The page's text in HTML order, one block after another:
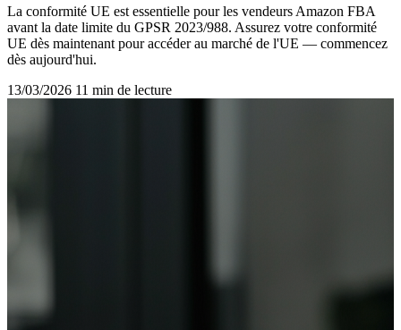
La conformité UE est essentielle pour les vendeurs Amazon FBA
avant la date limite du GPSR 2023/988. Assurez votre conformité
UE dès maintenant pour accéder au marché de l'UE — commencez
dès aujourd'hui.
13/03/2026 11 min de lecture